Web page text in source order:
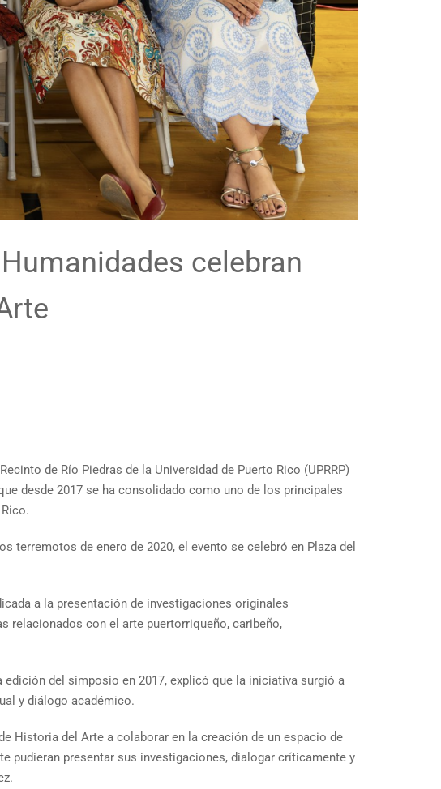
celebran
de Río Piedras de la Universidad de Puerto Rico (UPRRP)
desde 2017 se ha consolidado como uno de los principales
de enero de 2020, el evento se celebró en Plaza del
a la presentación de investigaciones originales
relacionados con el arte puertorriqueño, caribeño,
del simposio en 2017, explicó que la iniciativa surgió a
y diálogo académico.
Historia del Arte a colaborar en la creación de un espacio de
pudieran presentar sus investigaciones, dialogar críticamente y